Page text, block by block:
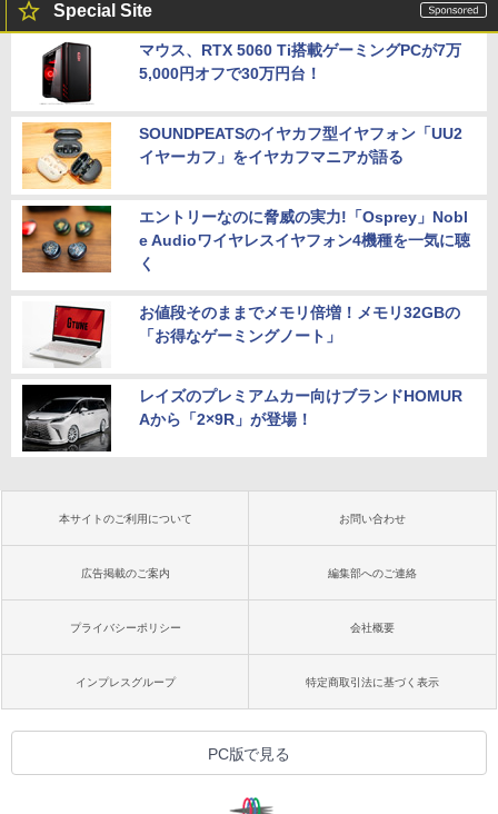
Special Site
マウス、RTX 5060 Ti搭載ゲーミングPCが7万
5,000円オフで30万円台！
SOUNDPEATSのイヤカフ型イヤフォン「UU2
イヤーカフ」をイヤカフマニアが語る
エントリーなのに脅威の実力!「Osprey」Nobl
e Audioワイヤレスイヤフォン4機種を一気に聴
く
お値段そのままでメモリ倍増！メモリ32GBの
「お得なゲーミングノート」
レイズのプレミアムカー向けブランドHOMUR
Aから「2×9R」が登場！
本サイトのご利用について お問い合わせ
広告掲載のご案内 編集部へのご連絡
プライバシーポリシー 会社概要
インプレスグループ 特定商取引法に基づく表示
PC版で見る